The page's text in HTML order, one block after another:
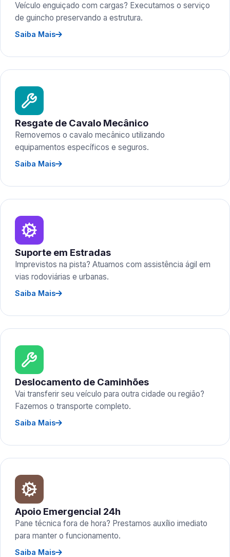
Veículo enguiçado com cargas? Executamos o serviço
de guincho preservando a estrutura.
Saiba Mais
Resgate de Cavalo Mecânico
Removemos o cavalo mecânico utilizando
equipamentos específicos e seguros.
Saiba Mais
Suporte em Estradas
Imprevistos na pista? Atuamos com assistência ágil em
vias rodoviárias e urbanas.
Saiba Mais
Deslocamento de Caminhões
Vai transferir seu veículo para outra cidade ou região?
Fazemos o transporte completo.
Saiba Mais
Apoio Emergencial 24h
Pane técnica fora de hora? Prestamos auxílio imediato
para manter o funcionamento.
Saiba Mais